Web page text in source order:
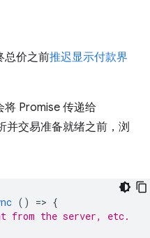
总价之前推迟显示付款界
将 Promise 传递给
并交易准备就绪之前，浏
() => {
from the server, etc.